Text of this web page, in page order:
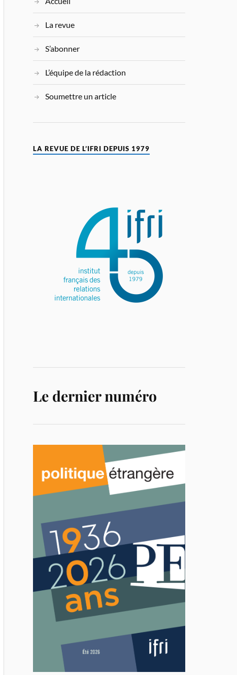
La revue
S’abonner
L’équipe de la rédaction
Soumettre un article
LA REVUE DE L’IFRI DEPUIS 1979
Le dernier numéro